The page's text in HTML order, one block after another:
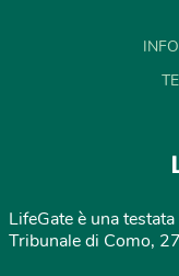
LifeGate è una
Tribunale di Como,